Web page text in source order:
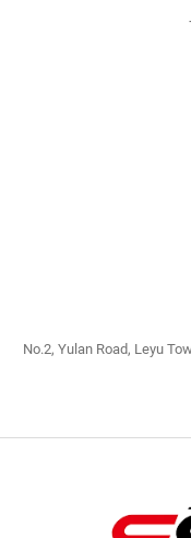
No.2, Yulan Road, Leyu